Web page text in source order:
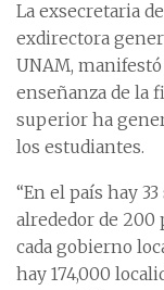
La exsecretaria
exdirectora
UNAM,
enseñanza de la
superior ha
los estudiantes.
“En el país hay
alrededor de 200
cada gobierno
hay 174,000